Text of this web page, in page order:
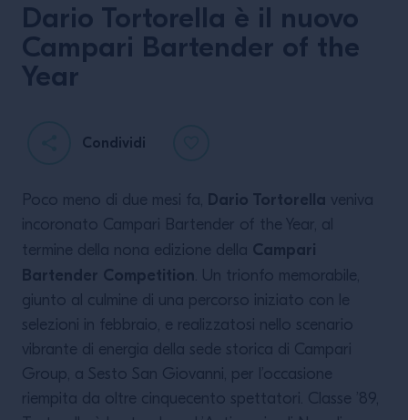
analisi nel nuovo
Academy
LEGGI DI PIÙ
Dario Tortorella è il nuovo
Campari Bartender of the
Year
Condividi
Poco meno di due mesi fa, Dario Tortorella veniva
incoronato Campari Bartender of the Year, al
termine della nona edizione della Campari
Bartender Competition. Un trionfo memorabile,
giunto al culmine di una percorso iniziato con le
selezioni in febbraio, e realizzatosi nello scenario
vibrante di energia della sede storica di Campari
Group, a Sesto San Giovanni, per l’occasione
riempita da oltre cinquecento spettatori. Classe ’89,